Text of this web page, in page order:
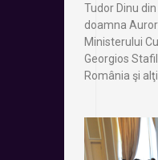
Tudor Dinu
doamna
Ministerului
Georgios
România şi